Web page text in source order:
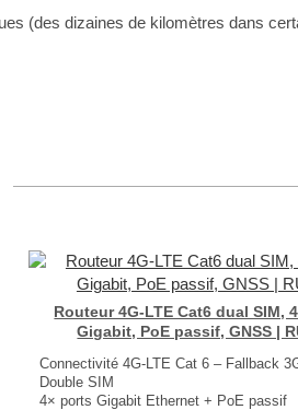
(des dizaines de kilomètres dans
Routeur 4G-LTE Cat6 dual SIM,
Gigabit, PoE passif, GNSS |
Connectivité 4G-LTE Cat 6 – Fallback
Double SIM
4× ports Gigabit Ethernet + PoE passif